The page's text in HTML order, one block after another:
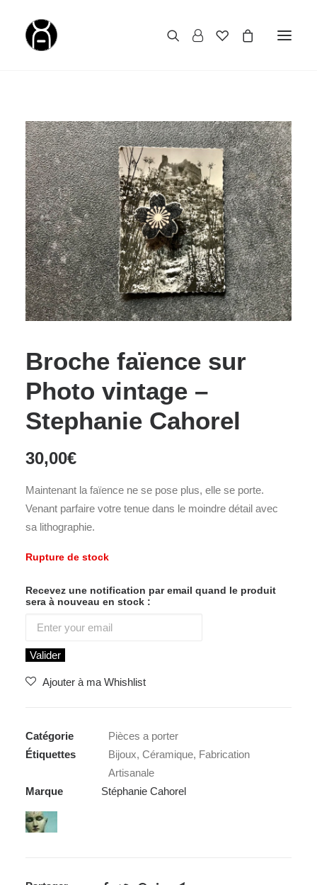
Broche faïence sur
Photo vintage –
Stephanie Cahorel
30,00€
Maintenant la faïence ne se pose plus, elle se porte.
Venant parfaire votre tenue dans le moindre détail avec
sa lithographie.
Rupture de stock
Recevez une notification par email quand le produit
sera à nouveau en stock :
Valider
Ajouter à ma Whishlist
Catégorie
Pièces a porter
Étiquettes
Bijoux, Céramique, Fabrication
Artisanale
Marque
Stéphanie Cahorel